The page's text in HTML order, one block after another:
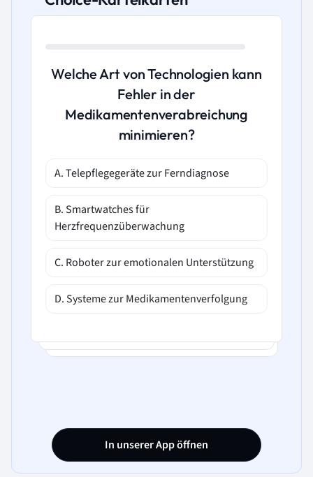
Welche Art von Technologien kann
Fehler in der
Medikamentenverabreichung
minimieren?
A. Telepflegegeräte zur Ferndiagnose
B. Smartwatches für
Herzfrequenzüberwachung
C. Roboter zur emotionalen Unterstützung
D. Systeme zur Medikamentenverfolgung
In unserer App öffnen